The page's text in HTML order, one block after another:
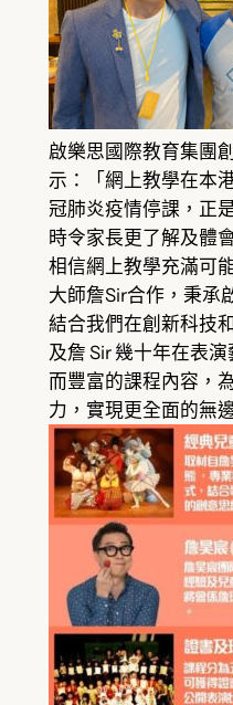
啟樂思國際教育集團
示：「網上教學在本
冠肺炎疫情停課，正
時令家長更了解及體
相信網上教學充滿可
大師詹Sir合作，秉承
結合我們在創新科技
及詹 Sir 幾十年在表
而豐富的課程內容，
力，實現更全面的無